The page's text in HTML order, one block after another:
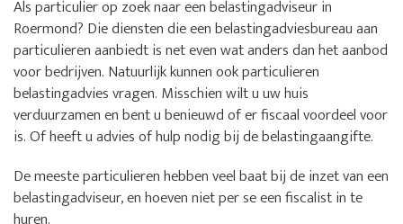
Als particulier op zoek naar een belastingadviseur in
Roermond? Die diensten die een belastingadviesbureau aan
particulieren aanbiedt is net even wat anders dan het aanbod
voor bedrijven. Natuurlijk kunnen ook particulieren
belastingadvies vragen. Misschien wilt u uw huis
verduurzamen en bent u benieuwd of er fiscaal voordeel voor
is. Of heeft u advies of hulp nodig bij de belastingaangifte.
De meeste particulieren hebben veel baat bij de inzet van een
belastingadviseur, en hoeven niet per se een fiscalist in te